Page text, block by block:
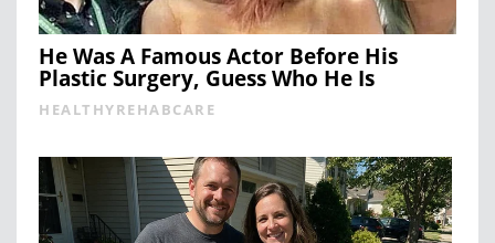
He Was A Famous Actor Before His
Plastic Surgery, Guess Who He Is
HEALTHYREHABCARE